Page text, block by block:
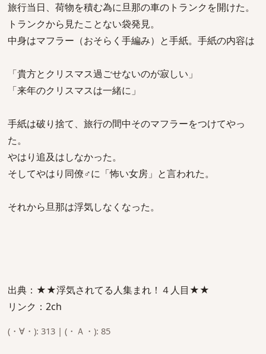
旅行当日、荷物を積む為に旦那の車のトランクを開けた。
トランクから見たことない袋発見。
中身はマフラー（おそらく手編み）と手紙。手紙の内容は
「貴方とクリスマス過ごせないのが寂しい」
「来年のクリスマスは一緒に」
手紙は破り捨て、旅行の間中そのマフラーをつけてやっ
た。
やはり追及はしなかった。
そしてやはり同僚♂に「怖い女房」と言われた。
それから旦那は浮気しなくなった。
出典：★★浮気されてる人集まれ！４人目★★
リンク：2ch
(・∀・): 313 | (・Ａ・): 85